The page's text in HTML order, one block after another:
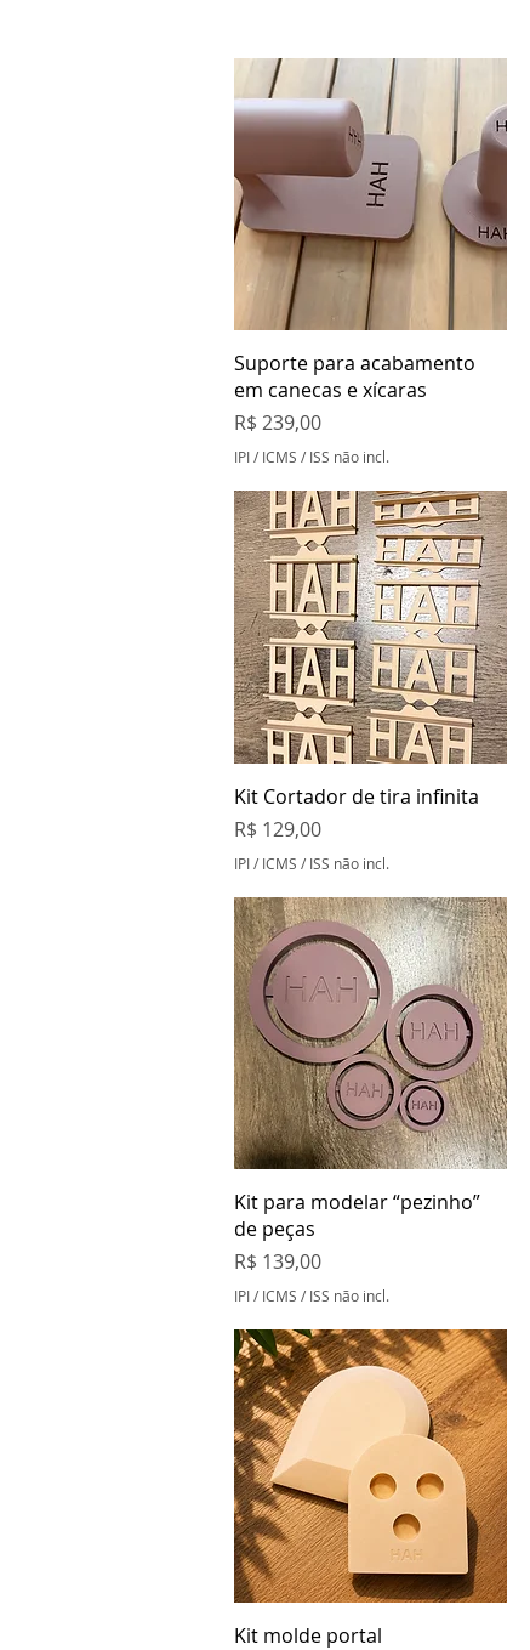
Visualização rápida
Suporte para acabamento
em canecas e xícaras
Preço
R$ 239,00
IPI / ICMS / ISS não incl.
Visualização rápida
Kit Cortador de tira infinita
Preço
R$ 129,00
IPI / ICMS / ISS não incl.
Visualização rápida
Kit para modelar “pezinho”
de peças
Preço
R$ 139,00
IPI / ICMS / ISS não incl.
Visualização rápida
Kit molde portal